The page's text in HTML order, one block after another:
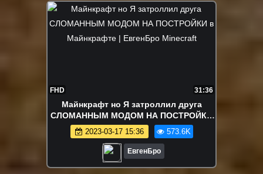
FHD 31:36
Майнкрафт но Я затроллил друга
СЛОМАННЫМ МОДОМ НА ПОСТРОЙКИ
в Майнкрафте | ЕвгенБро Minecraft
2023-03-17 15:36 573.6K
ЕвгенБро